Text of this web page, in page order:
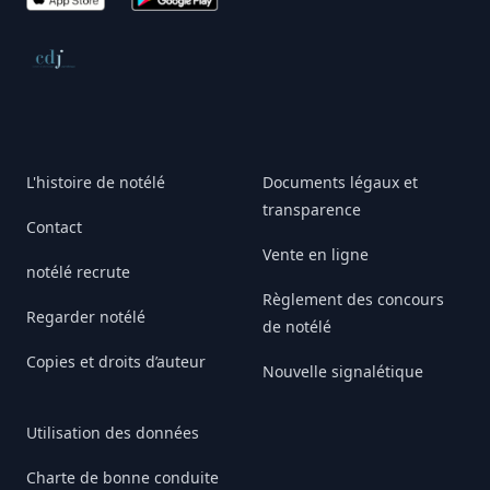
Conseil de déontologie journalistique
L'histoire de notélé
Contact
notélé recrute
Regarder notélé
Copies et droits d’auteur
Utilisation des données
Charte de bonne conduite
Documents légaux et
transparence
Vente en ligne
Règlement des concours
de notélé
Nouvelle signalétique